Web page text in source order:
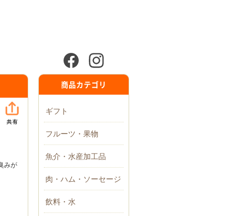
みが
商品カテゴリ
ギフト
フルーツ・果物
魚介・水産加工品
肉・ハム・ソーセージ
飲料・水